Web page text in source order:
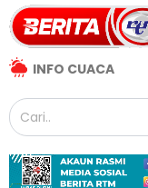
INFO CUACA